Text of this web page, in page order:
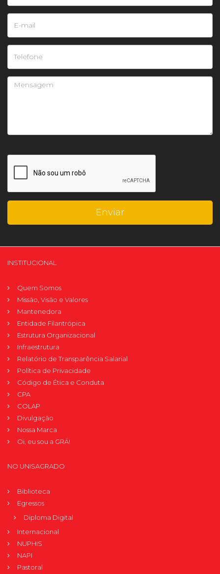
INSTITUCIONAL
Quem Somos
Missão, Visão e Valores
Mantenedora
Entidade Filantrópica
Estrutura Organizacional
Infraestrutura
Relatório de Transparência Salarial
Política de Privacidade
Código de Ética e Conduta
CPA
COLAP
Divulgação
Nossa Marca
Oi, eu sou a GRÁ!
NO UNISAGRADO
Biblioteca
Egressos
Diploma Digital
Internacional
NUPHIS
NAPI
Pastoral